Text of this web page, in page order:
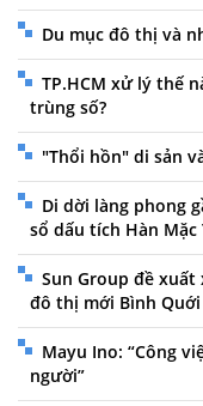
Du mục đô thị và
TP.HCM xử lý thế
trùng số?
"Thổi hồn" di sản
Di dời làng phong
sổ dấu tích Hàn Mặc
Sun Group đề xuất
đô thị mới Bình
Mayu Ino: “Công
người”